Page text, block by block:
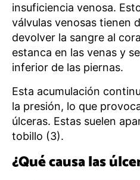
insuficiencia venosa.
válvulas venosas tienen
devolver la sangre al
estanca en las venas y
inferior de las piernas.
Esta acumulación
la presión, lo que
úlceras. Estas suelen
tobillo (3).
¿Qué causa las